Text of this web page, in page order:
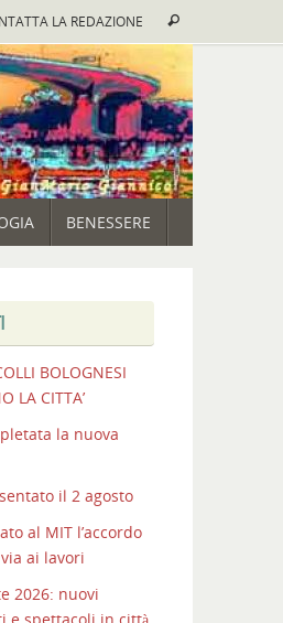
LA REDAZIONE Cerca
BENESSERE
BOLOGNESI
LA CITTA’
la nuova
il 2 agosto
al MIT l’accordo
ai lavori
2026: nuovi